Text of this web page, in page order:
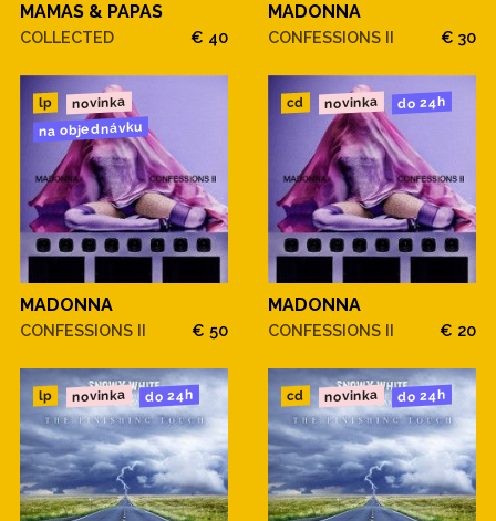
MAMAS & PAPAS
COLLECTED € 40
MADONNA
CONFESSIONS II € 30
lp novinka
na objednávku
MADONNA
CONFESSIONS II € 50
cd novinka do 24h
MADONNA
CONFESSIONS II € 20
lp novinka do 24h cd novinka do 24h